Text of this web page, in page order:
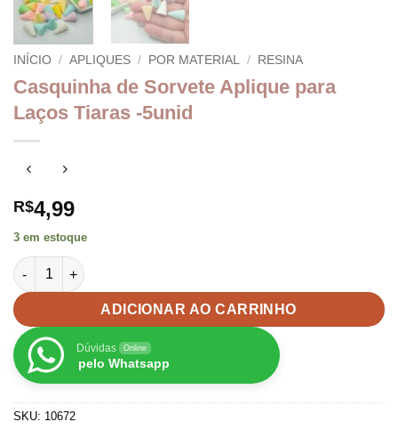
INÍCIO / APLIQUES / POR MATERIAL / RESINA
Casquinha de Sorvete Aplique para
Laços Tiaras -5unid
R$4,99
3 em estoque
Casquinha de Sorvete Aplique para Laços Tiaras -5unid
ADICIONAR AO CARRINHO
Dúvidas Online
pelo Whatsapp
SKU: 10672